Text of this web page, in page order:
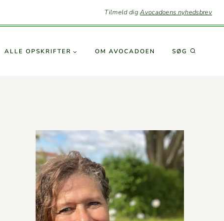
Tilmeld digAvocadoens nyhedsbrev
ALLE OPSKRIFTER OM AVO­CA­DOEN SØG